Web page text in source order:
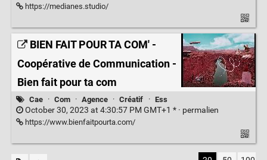
https://medianes.studio/
BIEN FAIT POUR TA COM' -
Coopérative de Communication -
Bien fait pour ta com
Cae · Com · Agence · Créatif · Ess
October 30, 2023 at 4:30:57 PM GMT+1 * · permalien
https://www.bienfaitpourta.com/